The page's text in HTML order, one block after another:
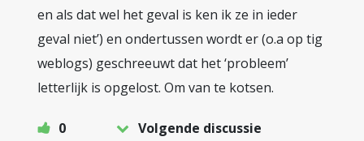
en als dat wel het geval is ken ik ze in ieder
geval niet’) en ondertussen wordt er (o.a op tig
weblogs) geschreeuwt dat het ‘probleem’
letterlijk is opgelost. Om van te kotsen.
0
Volgende discussie